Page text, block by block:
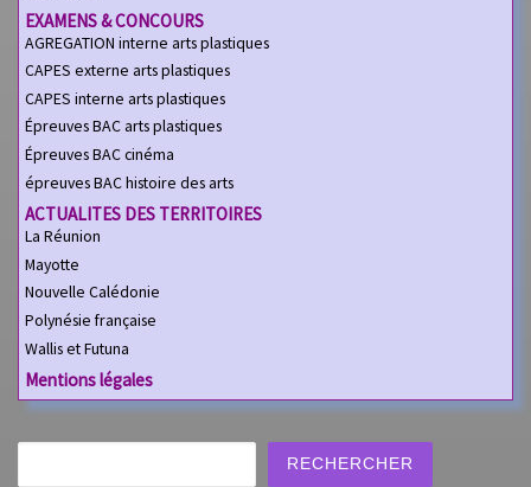
EXAMENS & CONCOURS
AGREGATION interne arts plastiques
CAPES externe arts plastiques
CAPES interne arts plastiques
Épreuves BAC arts plastiques
Épreuves BAC cinéma
épreuves BAC histoire des arts
ACTUALITES DES TERRITOIRES
La Réunion
Mayotte
Nouvelle Calédonie
Polynésie française
Wallis et Futuna
Mentions légales
RECHERCHER